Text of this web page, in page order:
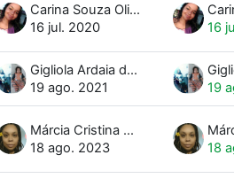
Carina Souza Oliveira
16 jul. 2020
16
Gigliola Ardaia de Souza de Paula
19 ago. 2021
19
Márcia Cristina Silva Moura
18 ago. 2023
18